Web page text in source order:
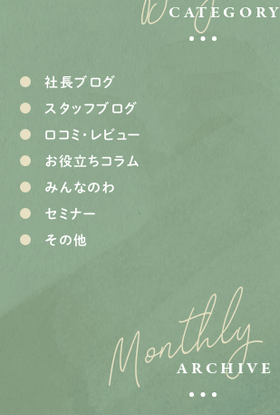
CATEGORY
社長ブログ
スタッフブログ
口コミ・レビュー
お役立ちコラム
みんなのわ
セミナー
その他
Monthly
ARCHIVE